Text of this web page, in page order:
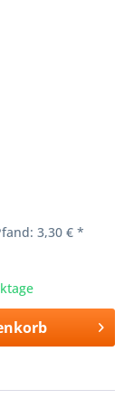
3,30 € *